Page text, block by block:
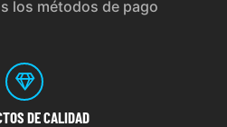
los métodos de pago
DE CALIDAD